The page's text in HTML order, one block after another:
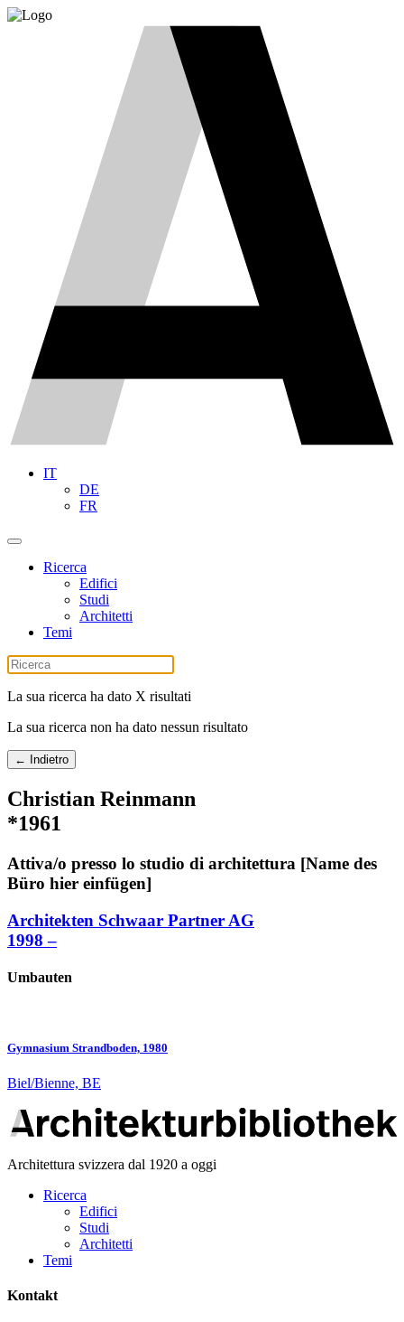
IT
DE
FR
Ricerca
Edifici
Studi
Architetti
Temi
La sua ricerca ha dato X risultati
La sua ricerca non ha dato nessun risultato
← Indietro
Christian Reinmann
*1961
Attiva/o presso lo studio di architettura [Name des
Büro hier einfügen]
Architekten Schwaar Partner AG
1998 –
Umbauten
Gymnasium Strandboden, 1980
Biel/Bienne, BE
Architettura svizzera dal 1920 a oggi
Ricerca
Edifici
Studi
Architetti
Temi
Kontakt